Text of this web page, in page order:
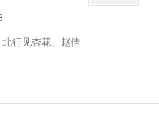
行见杏花、赵佶